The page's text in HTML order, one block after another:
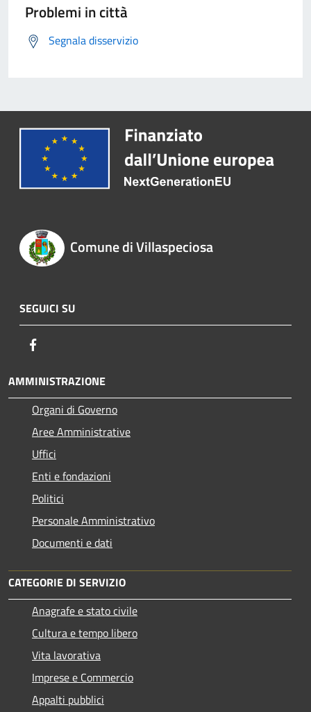
Problemi in città
Segnala disservizio
Comune di Villaspeciosa
SEGUICI SU
AMMINISTRAZIONE
Organi di Governo
Aree Amministrative
Uffici
Enti e fondazioni
Politici
Personale Amministrativo
Documenti e dati
CATEGORIE DI SERVIZIO
Anagrafe e stato civile
Cultura e tempo libero
Vita lavorativa
Imprese e Commercio
Appalti pubblici